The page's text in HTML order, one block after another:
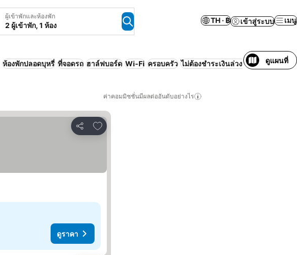
ผู้เข้าพักและห้องพัก
2 ผู้เข้าพัก, 1 ห้อง
TH · ฿ เข้าสู่ระบบ เมนู
ห้องพักปลอดบุหรี่ ที่จอดรถ ฮาล์ฟบอร์ด Wi-Fi ครอบครัว ไม่ต้องชำระเงินล่วงหน้า เซอร์วิสอพ
ดูแผนที่
ค่าคอมมิชชั่นมีผลต่ออันดับอย่างไร
แชร์
เพิ่มในรายการโปรด
ดูราคา